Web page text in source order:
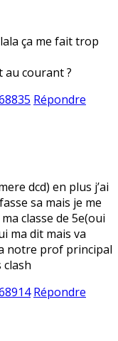
ça me fait trop
au courant ?
Répondre
dcd) en plus j’ai
sa mais je me
classe de 5e(oui
ma dit mais va
notre prof principal
clash
Répondre